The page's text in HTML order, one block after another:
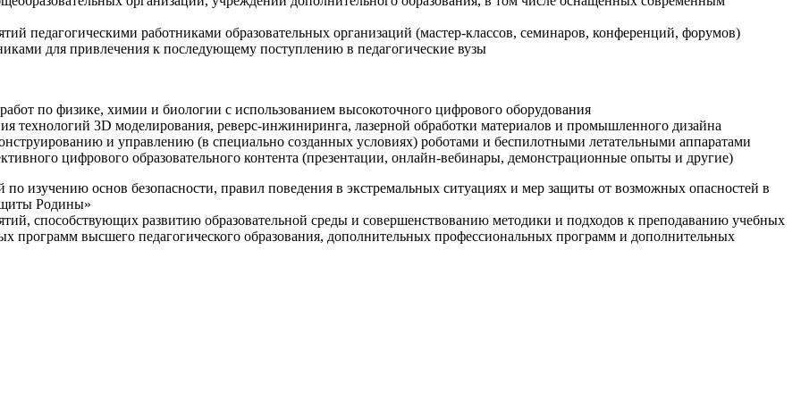
педагогическими работниками образовательных организаций (мастер-классов, семинаров, конференций, форумов)
для привлечения к последующему поступлению в педагогические вузы
по физике, химии и биологии с использованием высокоточного цифрового оборудования
технологий 3D моделирования, реверс-инжиниринга, лазерной обработки материалов и промышленного дизайна
и управлению (в специально созданных условиях) роботами и беспилотными летательными аппаратами
цифрового образовательного контента (презентации, онлайн-вебинары, демонстрационные опыты и другие)
изучению основ безопасности, правил поведения в экстремальных ситуациях и мер защиты от возможных опасностей в
Родины»
способствующих развитию образовательной среды и совершенствованию методики и подходов к преподаванию учебных
программ высшего педагогического образования, дополнительных профессиональных программ и дополнительных